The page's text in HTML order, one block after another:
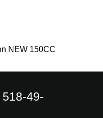
NEW 150CC
518-49-